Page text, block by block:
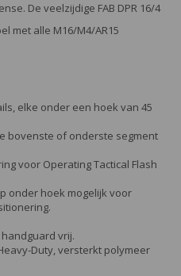
De veelzijdige FAB DPR 16/4
met alle M16/M4/AR15
elke onder een hoek van 45
bovenste of onderste segment
voor Operating Tactical Flash
onder hoek mogelijk voor
vrij.
Duty, versterkt polymeer